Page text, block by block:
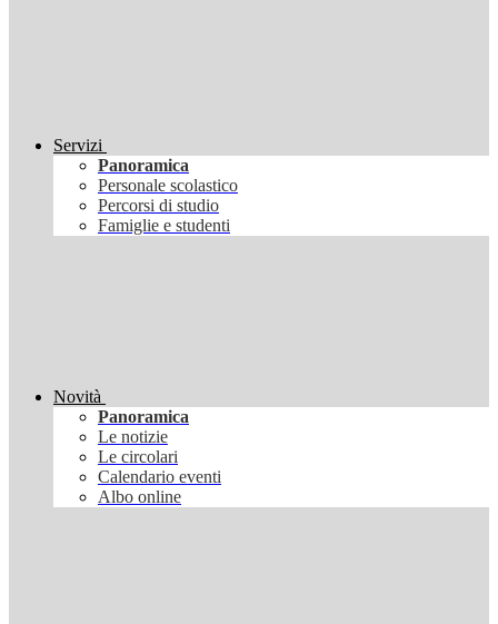
Servizi
Panoramica
Personale scolastico
Percorsi di studio
Famiglie e studenti
Novità
Panoramica
Le notizie
Le circolari
Calendario eventi
Albo online